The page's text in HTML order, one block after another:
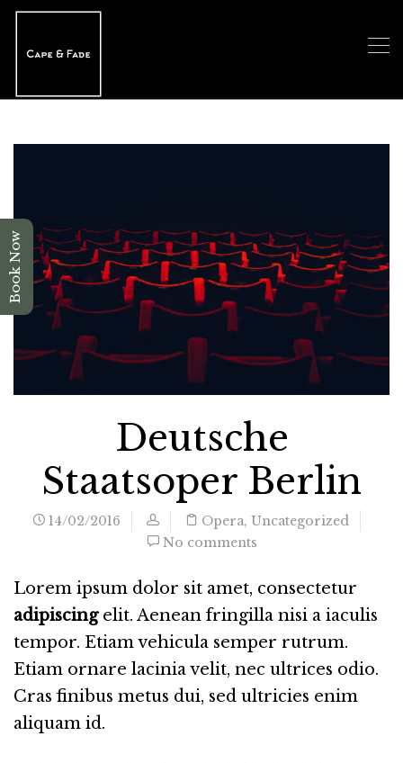
Deutsche
Staatsoper Berlin
14/02/2016 Opera, Uncategorized
No comments
Lorem ipsum dolor sit amet, consectetur
adipiscingelit. Aenean fringilla nisi a iaculis
tempor. Etiam vehicula semper rutrum.
Etiam ornare lacinia velit, nec ultrices odio.
Cras finibus metus dui, sed ultricies enim
aliquam id.
Book Now